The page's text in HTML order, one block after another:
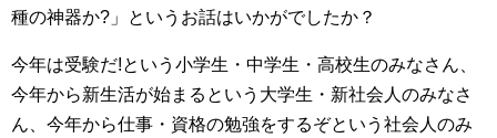
種の神器か?」というお話はいかがでしたか？
今年は受験だ!という小学生・中学生・高校生のみなさん、
今年から新生活が始まるという大学生・新社会人のみなさ
ん、今年から仕事・資格の勉強をするぞという社会人のみ